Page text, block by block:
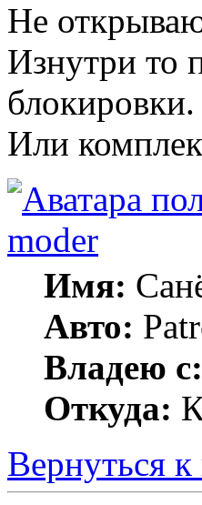
Не
Изнутри то
блокировки.
Или
moder
Имя:
Авто:
Владею с:
Откуда:
Вернуться к